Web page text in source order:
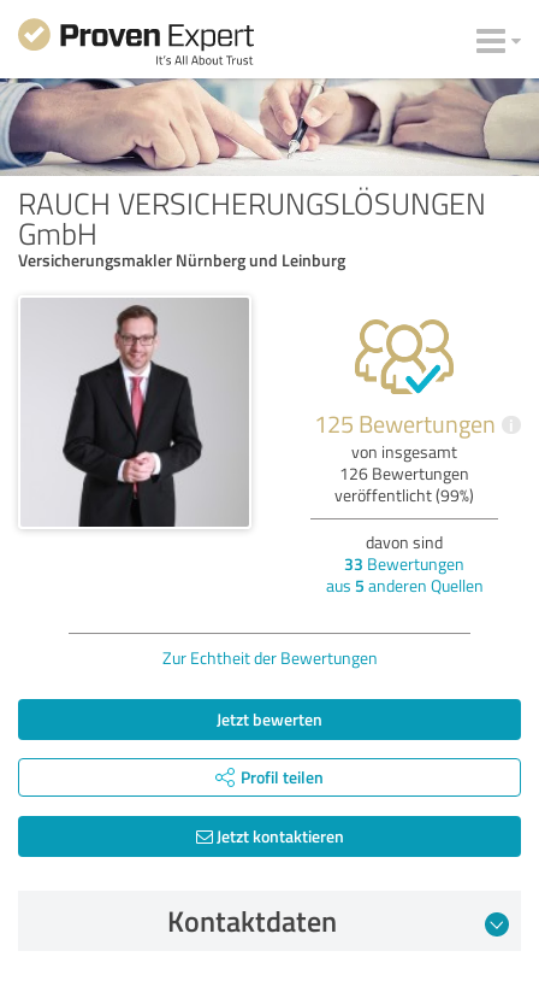
RAUCH VERSICHERUNGSLÖSUNGEN
GmbH
Versicherungsmakler Nürnberg und Leinburg
125 Bewertungen i
von insgesamt
126 Bewertungen
veröffentlicht (99%)
davon sind
33 Bewertungen
aus 5 anderen Quellen
Zur Echtheit der Bewertungen
Jetzt bewerten
Profil teilen
Jetzt kontaktieren
Kontaktdaten